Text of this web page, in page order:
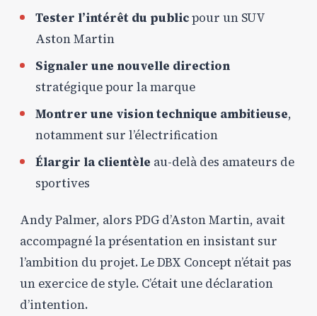
Tester l’intérêt du publicpour un SUV
Aston Martin
Signaler une nouvelle direction
stratégique pour la marque
Montrer une vision technique ambitieuse,
notamment sur l’électrification
Élargir la clientèle au-delà des amateurs de
sportives
Andy Palmer, alors PDG d’Aston Martin, avait
accompagné la présentation en insistant sur
l’ambition du projet. Le DBX Concept n’était pas
un exercice de style. C’était une déclaration
d’intention.